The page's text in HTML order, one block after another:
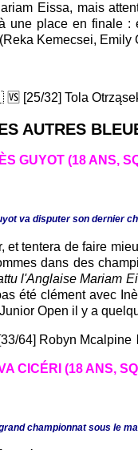
Eissa, mais
une place en finale
Kemecsei, Emily
[25/32] Tola
AUTRES
GUYOT (18 ANS,
va disputer son dernier
tentera de faire
dans des
l'Anglaise Mariam
été clément avec
Open il y a
64] Robyn Mcalpine
CICÉRI (18 ANS,
championnat sous le